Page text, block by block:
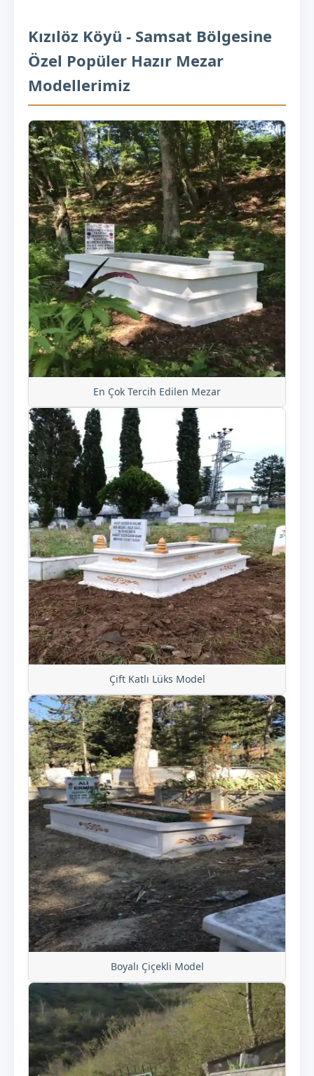
Kızılöz Köyü - Samsat Bölgesine
Özel Popüler Hazır Mezar
Modellerimiz
En Çok Tercih Edilen Mezar
Çift Katlı Lüks Model
Boyalı Çiçekli Model